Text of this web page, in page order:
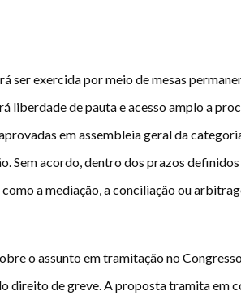
ser exercida por meio de mesas
liberdade de pauta e acesso amplo a
em assembleia geral da
Sem acordo, dentro dos prazos
a mediação, a conciliação ou
o assunto em tramitação no
direito de greve. A proposta tramita em